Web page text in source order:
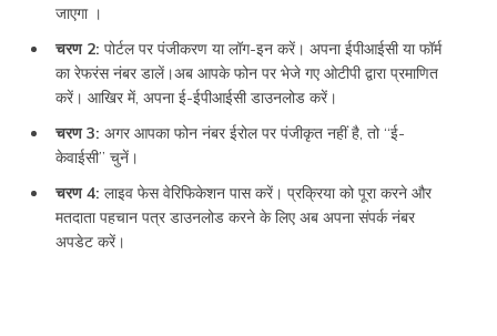
जाएगा ।
चरण 2: पोर्टल पर पंजीकरण या लॉग-इन करें। अपना ईपीआईसी या फॉर्म
का रेफरंस नंबर डालें।अब आपके फोन पर भेजे गए ओटीपी द्वारा प्रमाणित
करें। आखिर में, अपना ई-ईपीआईसी डाउनलोड करें।
चरण 3: अगर आपका फोन नंबर ईरोल पर पंजीकृत नहीं है, तो “ई-
केवाईसी” चुनें।
चरण 4: लाइव फेस वेरिफिकेशन पास करें। प्रक्रिया को पूरा करने और
मतदाता पहचान पत्र डाउनलोड करने के लिए अब अपना संपर्क नंबर
अपडेट करें।